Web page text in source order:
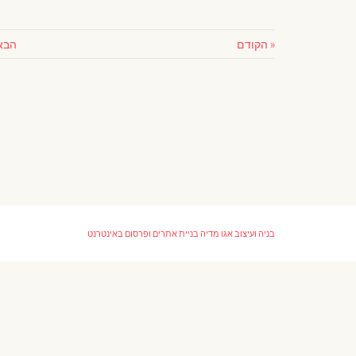
« הקודם
בניה ועיצובאגו מדיה בניית אתרים ופרסום באינטרנט